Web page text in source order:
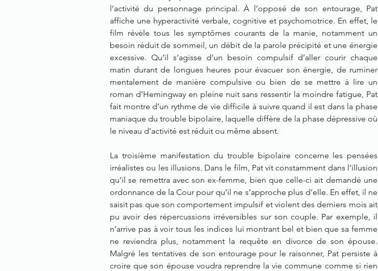
l’activité du personnage principal. À l’opposé de son entourage, Pat
affiche une hyperactivité verbale, cognitive et psychomotrice. En effet, le
film révèle tous les symptômes courants de la manie, notamment un
besoin réduit de sommeil, un débit de la parole précipité et une énergie
excessive. Qu’il s’agisse d’un besoin compulsif d’aller courir chaque
matin durant de longues heures pour évacuer son énergie, de ruminer
mentalement de manière compulsive ou bien de se mettre à lire un
roman d’Hemingway en pleine nuit sans ressentir la moindre fatigue, Pat
fait montre d’un rythme de vie difficile à suivre quand il est dans la phase
maniaque du trouble bipolaire, laquelle diffère de la phase dépressive où
le niveau d’activité est réduit ou même absent.
La troisième manifestation du trouble bipolaire concerne les pensées
irréalistes ou les illusions. Dans le film, Pat vit constamment dans l’illusion
qu’il se remettra avec son ex-femme, bien que celle-ci ait demandé une
ordonnance de la Cour pour qu’il ne s’approche plus d’elle. En effet, il ne
saisit pas que son comportement impulsif et violent des derniers mois ait
pu avoir des répercussions irréversibles sur son couple. Par exemple, il
n’arrive pas à voir tous les indices lui montrant bel et bien que sa femme
ne reviendra plus, notamment la requête en divorce de son épouse.
Malgré les tentatives de son entourage pour le raisonner, Pat persiste à
croire que son épouse voudra reprendre la vie commune comme si rien